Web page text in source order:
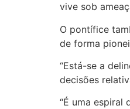
vive sob
O pontífice
de forma
“Está-se a
decisões
“É uma